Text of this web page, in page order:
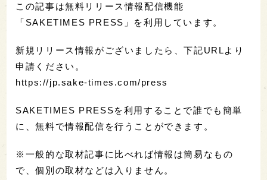
この記事は無料リリース情報配信機能
「SAKETIMES PRESS」を利用しています。
新規リリース情報がございましたら、下記URLより
申請ください。
https://jp.sake-times.com/press
SAKETIMES PRESSを利用することで誰でも簡単
に、無料で情報配信を行うことができます。
※一般的な取材記事に比べれば情報は簡易なもの
で、個別の取材などは入りません。